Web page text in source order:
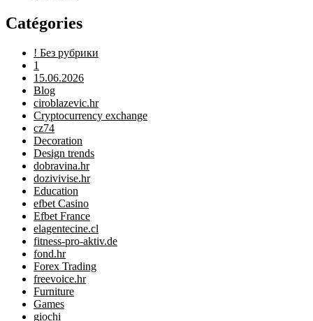
Catégories
! Без рубрики
1
15.06.2026
Blog
ciroblazevic.hr
Cryptocurrency exchange
cz74
Decoration
Design trends
dobravina.hr
dozivivise.hr
Education
efbet Casino
Efbet France
elagentecine.cl
fitness-pro-aktiv.de
fond.hr
Forex Trading
freevoice.hr
Furniture
Games
giochi